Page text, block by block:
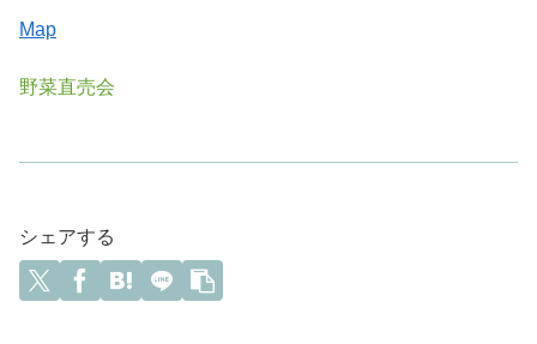
Map
野菜直売会
シェアする